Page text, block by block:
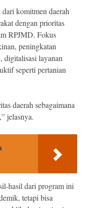
komitmen daerah
dengan prioritas
RPJMD. Fokus
peningkatan
digitalisasi layanan
seperti pertanian
daerah sebagaimana
jelasnya.
hasil dari program ini
tetapi bisa